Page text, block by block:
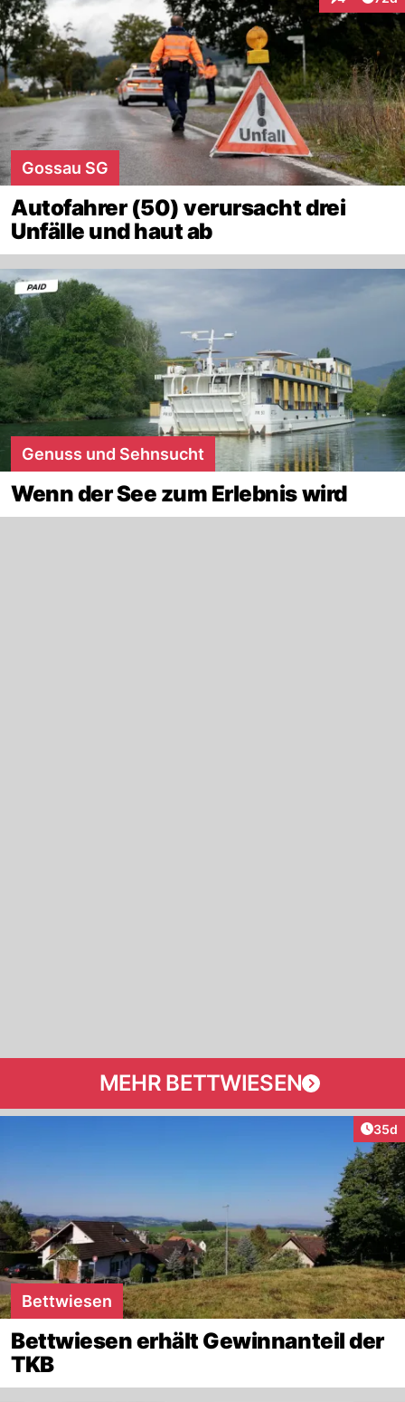
Interaktionen
Gossau SG
Autofahrer (50) verursacht drei
Unfälle und haut ab
Genuss und Sehnsucht
Wenn der See zum Erlebnis wird
MEHR BETTWIESEN
35d
Bettwiesen
Bettwiesen erhält Gewinnanteil der
TKB